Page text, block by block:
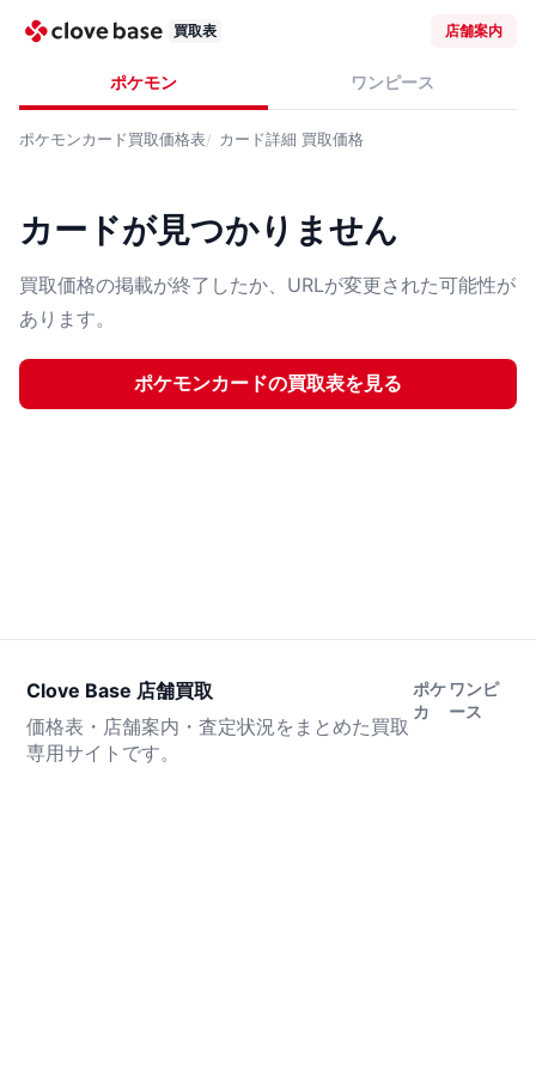
買取表 店舗案内
ポケモン ワンピース
ポケモンカード買取価格表 カード詳細 買取価格
カードが見つかりません
買取価格の掲載が終了したか、URLが変更された可能性が
あります。
ポケモンカードの買取表を見る
Clove Base 店舗買取
価格表・店舗案内・査定状況をまとめた買取
専用サイトです。
ポケ
カ
ワンピ
ース